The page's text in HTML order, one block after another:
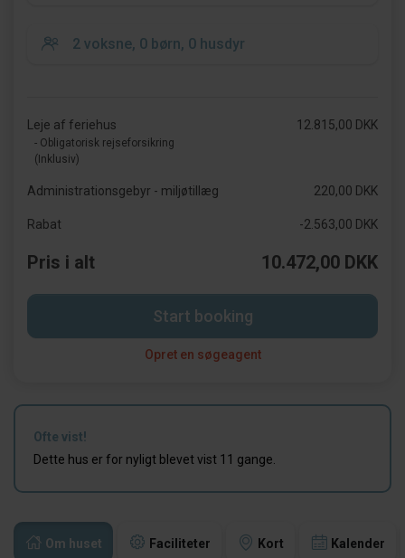
Om huset Faciliteter Kort Kalender
Leje af feriehus
- Obligatorisk rejseforsikring
(Inklusiv)
12.815,00 DKK
Administrationsgebyr - miljøtillæg 220,00 DKK
Rabat -2.563,00 DKK
Pris i alt 10.472,00 DKK
Start booking
Opret en søgeagent
Ofte vist!
Dette hus er for nyligt blevet vist 11 gange.